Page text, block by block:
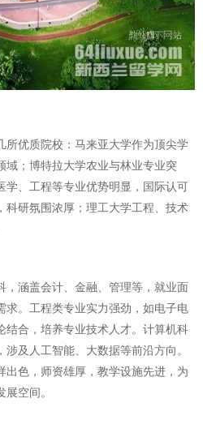
所优质院校：马来亚大学作为顶尖学
域；博特拉大学农业与林业专业突
学、工程等专业优势明显，国际认可
科研氛围浓厚；理工大学工程、技术
，涵盖会计、金融、管理等，就业面
求。工程类专业实力强劲，如电子电
结合，培养专业技术人才。计算机科
及人工智能、大数据等前沿方向。
出色，师资雄厚，教学设施先进，为
空间。